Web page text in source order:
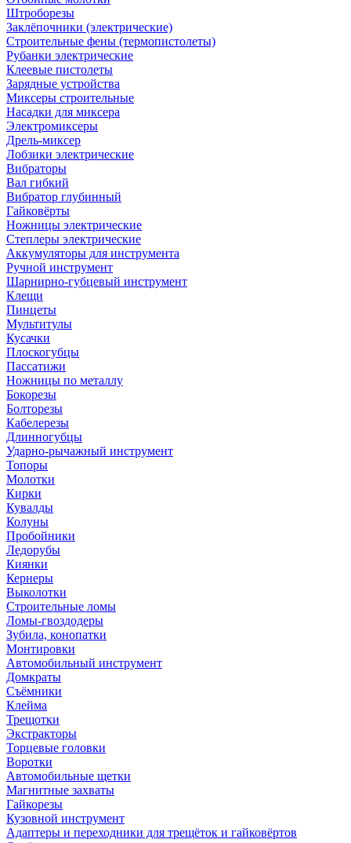
Штроборезы
Заклёпочники (электрические)
Строительные фены (термопистолеты)
Рубанки электрические
Клеевые пистолеты
Зарядные устройства
Миксеры строительные
Насадки для миксера
Электромиксеры
Дрель-миксер
Лобзики электрические
Вибраторы
Вал гибкий
Вибратор глубинный
Гайковёрты
Ножницы электрические
Степлеры электрические
Аккумуляторы для инструмента
Ручной инструмент
Шарнирно-губцевый инструмент
Клещи
Пинцеты
Мультитулы
Кусачки
Плоскогубцы
Пассатижи
Ножницы по металлу
Бокорезы
Болторезы
Кабелерезы
Длинногубцы
Ударно-рычажный инструмент
Топоры
Молотки
Кирки
Кувалды
Колуны
Пробойники
Ледорубы
Киянки
Кернеры
Выколотки
Строительные ломы
Ломы-гвоздодеры
Зубила, конопатки
Монтировки
Автомобильный инструмент
Домкраты
Съёмники
Клейма
Трещотки
Экстракторы
Торцевые головки
Воротки
Автомобильные щетки
Магнитные захваты
Гайкорезы
Кузовной инструмент
Адаптеры и переходники для трещёток и гайковёртов